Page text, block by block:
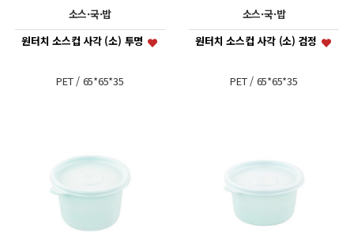
소스·국·밥
원터치 소스컵 사각 (소) 투명
PET / 65*65*35
소스·국·밥
원터치 소스컵 사각 (소) 검정
PET / 65*65*35